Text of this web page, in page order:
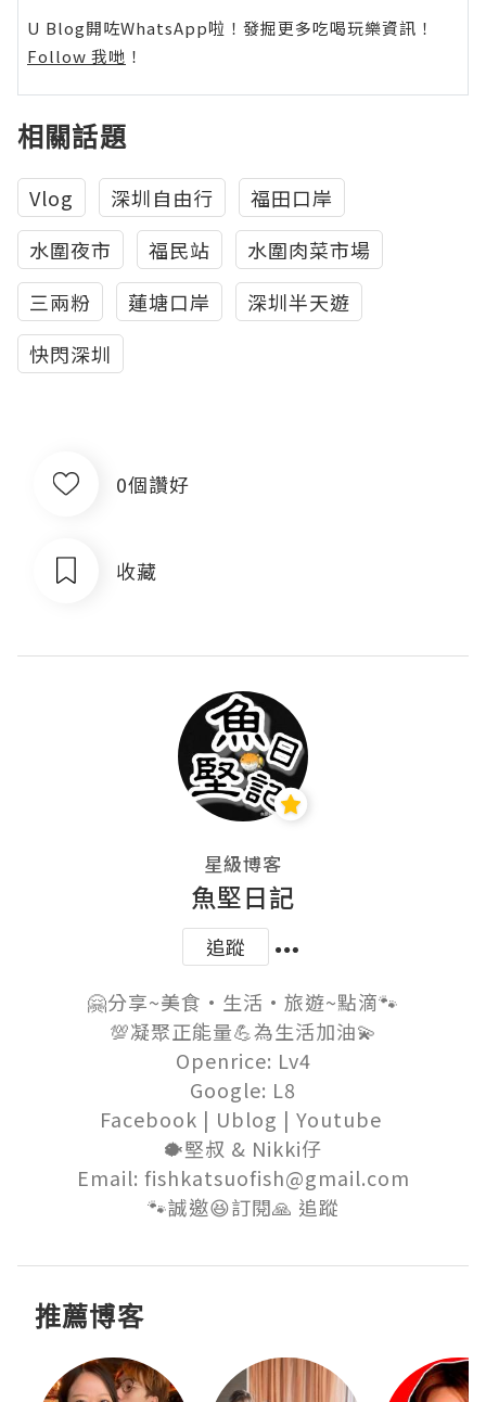
U Blog開咗WhatsApp啦！發掘更多吃喝玩樂資訊！
Follow 我哋 ！
相關話題
Vlog 深圳自由行
福田口岸
水圍夜市
福民站
水圍肉菜市場
三兩粉
蓮塘口岸
深圳半天遊
快閃深圳
0個讚好
收藏
星級博客
魚堅日記
追蹤
🤗分享~美食•生活•旅遊~點滴🐾
💯凝聚正能量💪為生活加油💫
Openrice: Lv4
Google: L8
Facebook | Ublog | Youtube
🐡堅叔 & Nikki仔
Email: fishkatsuofish@gmail.com
🐾誠邀😆訂閱🙏 追蹤
推薦博客